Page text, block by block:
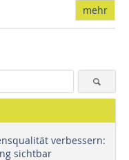
mehr
verbessern:
sichtbar